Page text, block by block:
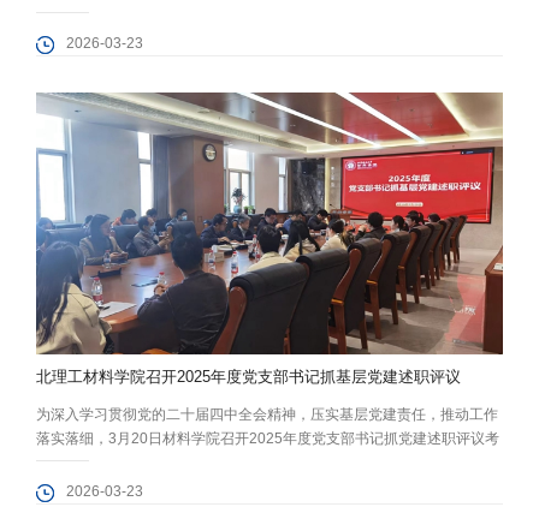
学院在中关村校区图书馆108报告厅召开2026年学院工作会，学院领导班
子及全体教职工参加会议。党委书记程兴旺主持会议。 院长陈鹏万作题为
2026-03-23
北理工材料学院召开2025年度党支部书记抓基层党建述职评议
为深入学习贯彻党的二十届四中全会精神，压实基层党建责任，推动工作
落实落细，3月20日材料学院召开2025年度党支部书记抓党建述职评议考
核会。学校党委组织部副部长杨鹏到会督导。学院党委委员，全体党支部
书记，党务干事、辅导员，党员、群众代表参会。学院党委副书记、副院
2026-03-23